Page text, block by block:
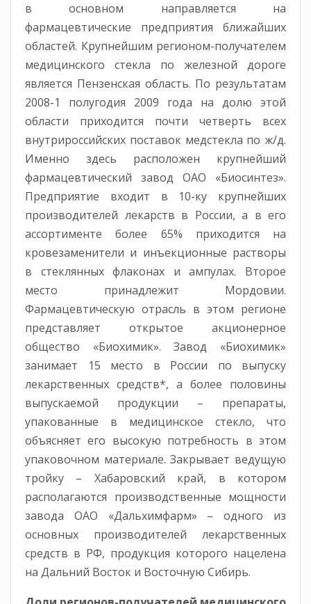
в основном направляется на
фармацевтические предприятия ближайших
областей. Крупнейшим регионом-получателем
медицинского стекла по железной дороге
является Пензенская область. По результатам
2008-1 полугодия 2009 года на долю этой
области приходится почти четверть всех
внутрироссийских поставок медстекла по ж/д.
Именно здесь расположен крупнейший
фармацевтический завод ОАО «Биосинтез».
Предприятие входит в 10-ку крупнейших
производителей лекарств в России, а в его
ассортименте более 65% приходится на
кровезаменители и инъекционные растворы
в стеклянных флаконах и ампулах. Второе
место принадлежит Мордовии.
Фармацевтическую отрасль в этом регионе
представляет открытое акционерное
общество «Биохимик». Завод «Биохимик»
занимает 15 место в России по выпуску
лекарственных средств*, а более половины
выпускаемой продукции – препараты,
упакованные в медицинское стекло, что
объясняет его высокую потребность в этом
упаковочном материале. Закрывает ведущую
тройку – Хабаровский край, в котором
располагаются производственные мощности
завода ОАО «Дальхимфарм» – одного из
основных производителей лекарственных
средств в РФ, продукция которого нацелена
на Дальний Восток и Восточную Сибирь.